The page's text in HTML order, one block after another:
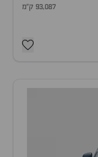
93,087 ק"מ